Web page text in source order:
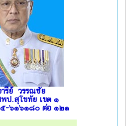
ารีย์ วรรณชัย
ป.สุโขทัย เขต ๑
-๖๑๖๑๘๐ ต่อ ๑๒๑